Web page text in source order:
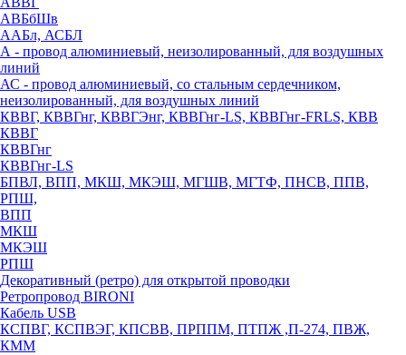
АВБбШв
ААБл, АСБЛ
А - провод алюминиевый, неизолированный, для воздушных
линий
АС - провод алюминиевый, со стальным сердечником,
неизолированный, для воздушных линий
КВВГ, КВВГнг, КВВГЭнг, КВВГнг-LS, КВВГнг-FRLS, КВВ
КВВГ
КВВГнг
КВВГнг-LS
БПВЛ, ВПП, МКШ, МКЭШ, МГШВ, МГТФ, ПНСВ, ППВ,
РПШ,
ВПП
МКШ
МКЭШ
РПШ
Декоративный (ретро) для открытой проводки
Ретропровод BIRONI
Кабель USB
КСПВГ, КСПВЭГ, КПСВВ, ПРППМ, ПТПЖ ,П-274, ПВЖ,
КММ